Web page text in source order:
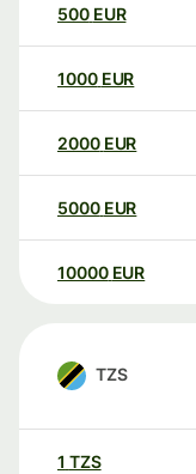
500 EUR
1000 EUR
2000 EUR
5000 EUR
10000 EUR
TZS
1 TZS